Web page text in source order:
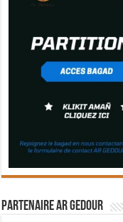
Partenaire Ar Gedour